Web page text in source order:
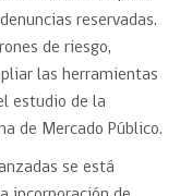
reservadas.
de riesgo,
las herramientas
estudio de la
de Mercado Público.
se está